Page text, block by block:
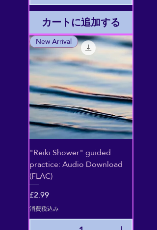
カートに追加する
New Arrival
"Reiki Shower" guided
practice: Audio Download
(FLAC)
価格
£2.99
消費税込み